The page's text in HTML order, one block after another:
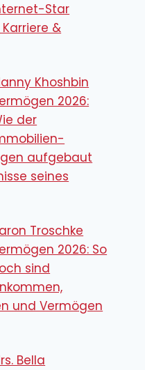
Star
&
Khoshbin
2026:
der
aufgebaut
seines
Troschke
2026: So
sind
und Vermögen
Bella